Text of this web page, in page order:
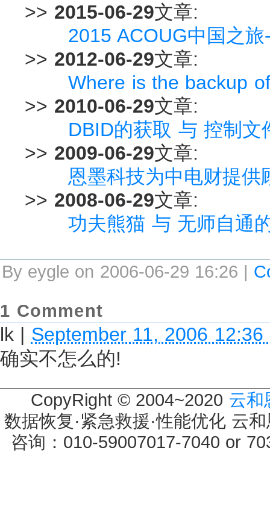
>> 2015-06-29文章:
2015 ACOUG中国之
>> 2012-06-29文章:
Where is the backup
>> 2010-06-29文章:
DBID的获取 与 控制文
>> 2009-06-29文章:
恩墨科技为中电财提供
>> 2008-06-29文章:
功夫熊猫 与 无师自通
By eygle on 2006-06-29 16:26 |
1 Comment
lk | September 11, 2006 12:36
确实不怎么的!
CopyRight © 2004~2020 云和
数据恢复·紧急救援·性能优化 云
咨询：010-59007017-7040 or